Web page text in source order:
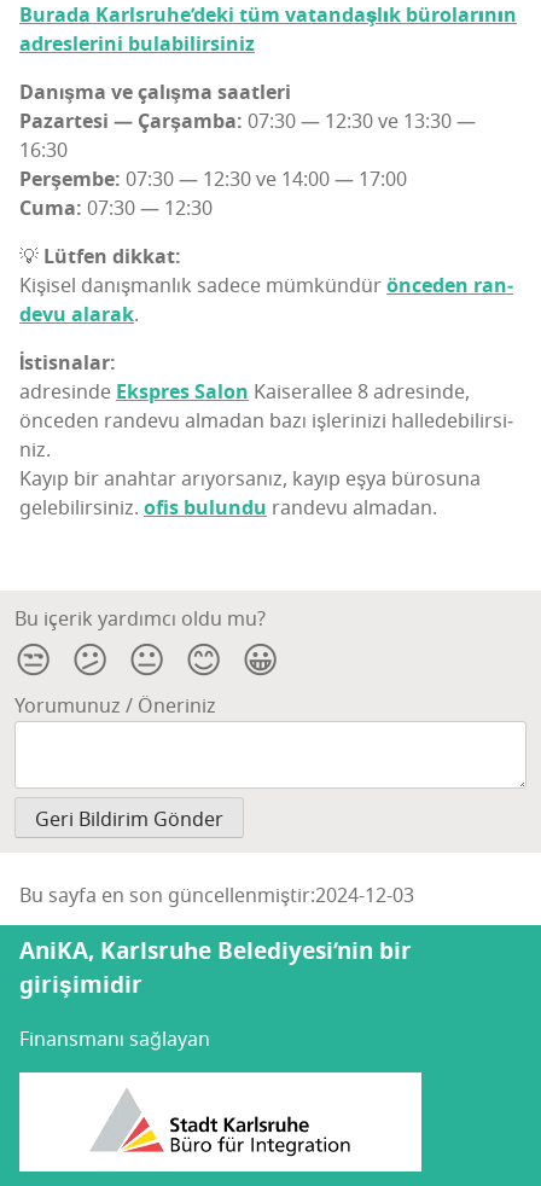
Bura­da Karls­ru­he­’­de­ki tüm vatan­daş­lık büro­la­rı­nın
adres­le­ri­ni bulabilirsiniz
Danış­ma ve çalış­ma saat­le­ri
Pazar­te­si — Çar­şam­ba: 07:30 — 12:30 ve 13:30 —
16:30
Per­şem­be: 07:30 — 12:30 ve 14:00 — 17:00
Cuma: 07:30 — 12:30
💡 Lüt­fen dik­kat:
Kişi­sel danış­man­lık sade­ce müm­kün­dürönce­den ran­
de­vu ala­rak.
İst­isn­al­ar:
adre­sin­deEksp­res Salon Kaise­ral­lee 8 adre­sin­de,
önce­den ran­de­vu alma­dan bazı işle­ri­ni­zi hal­le­de­bi­lir­si­
niz.
Kayıp bir anah­tar arı­yor­sa­nız, kayıp eşya büro­su­na
gele­bi­lir­si­niz. ofis bulun­du ran­de­vu almadan.
Bu içerik yardımcı oldu mu?
😒 😕 😐 😊 😀
Yorumunuz / Öneriniz
Bu sayfa en son güncellenmiştir:2024-12-03
AniKA, Karlsruhe Belediyesi’nin bir
girişimidir
Finansmanı sağlayan